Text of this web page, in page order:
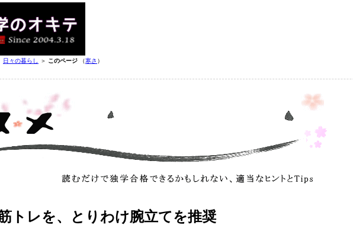
日々の暮らし ＞ このページ （寒さ ）
トレを、とりわけ腕立てを推奨